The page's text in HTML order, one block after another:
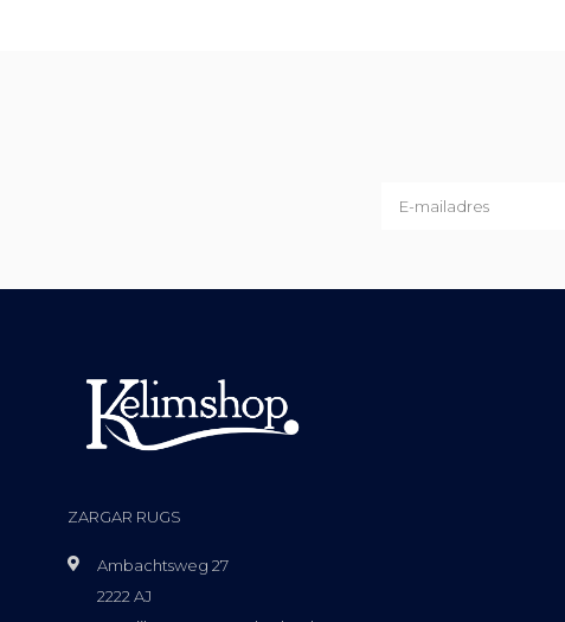
ZARGAR RUGS
Ambachtsweg 27
2222 AJ